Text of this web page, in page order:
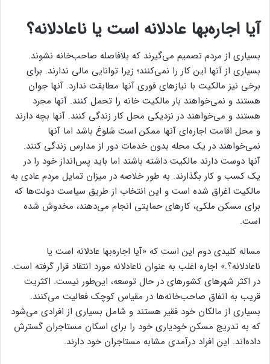
آیا اجاره‌‌‌‌بها عادلانه است یا ناعادلانه؟
بسیاری از مردم تصمیم می‌‌‌‌گیرند که بلافاصله صاحب‌خانه نشوند.
بسیاری از آنها این کار را نمی‌‌‌‌کنند؛ زیرا توانایی مالی ندارند. برای
برخی نیز مالکیت با نیازهای فوری آنها مطابقت ندارد. آنها جوان
هستند و نمی‌‌‌‌خواهند بار مالکیت خانه را تحمل کنند. آنها مجرد
هستند و می‌‌‌‌خواهند در نزدیکی محل کار زندگی کنند. آنها بچه دارند
و محل اقامت اجاره‌‌‌‌ای آنها ممکن است شلوغ باشد اما آنها
نمی‌‌‌‌خواهند در یک محله بدون خدمات دور از مدارس زندگی کنند.
آنها دوست دارند مالکیت داشته باشند اما باید پس‌‌‌‌انداز خود را در
یک کسب و کار بگذارند. به طور خلاصه در میزان تمایل مردم عادی به
مالکیت اغراق شده است و این انتخاب از طریق سیاست دولت‌‌‌‌ها که
برای مسکن ملکی، کارهای حمایتی انجام می‌دهند، مخدوش شده
است.
مساله کلیدی دوم این است که «آیا اجاره‌‌‌‌بها عادلانه است یا
ناعادلانه؟.» اجاره اغلب به عنوان ناعادلانه مورد انتقاد قرار گرفته است.
در اکثر شهرهای کشورهای در حال توسعه، این‌طور نیست. اکثریت
قریب به اتفاق صاحب‌خانه‌‌‌‌ها در مقیاس کوچک فعالیت می‌کنند.
بسیاری از مالکان خود فقیر هستند و شامل بسیاری از افرادی می‌شود
که به تدریج مسکن خودیاری خود را برای اسکان مستاجران گسترش
داده‌‌‌‌اند. این افراد درآمدی مشابه مستاجران خود دارند.